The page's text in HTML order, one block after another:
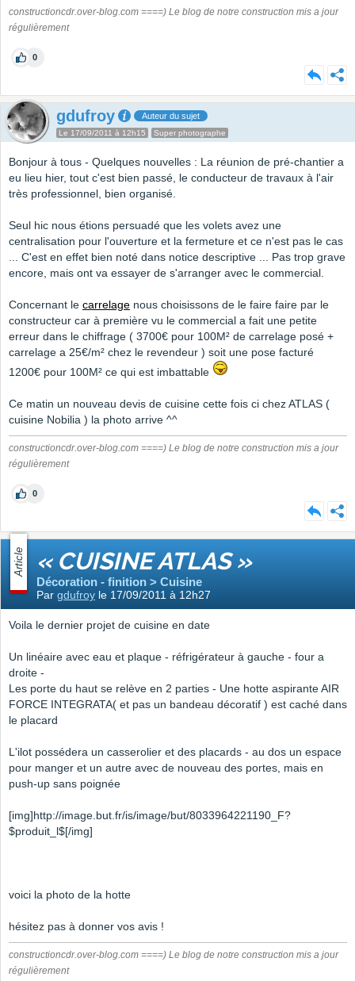
constructioncdr.over-blog.com ====) Le blog de notre construction mis a jour
régulièrement
0
gdufroy Auteur du sujet
Le 17/09/2011 à 12h15 Super photographe
Bonjour à tous - Quelques nouvelles : La réunion de pré-chantier a
eu lieu hier, tout c'est bien passé, le conducteur de travaux à l'air
très professionnel, bien organisé.
Seul hic nous étions persuadé que les volets avez une
centralisation pour l'ouverture et la fermeture et ce n'est pas le cas
... C'est en effet bien noté dans notice descriptive ... Pas trop grave
encore, mais ont va essayer de s'arranger avec le commercial.
Concernant le carrelage nous choisissons de le faire faire par le
constructeur car à première vu le commercial a fait une petite
erreur dans le chiffrage ( 3700€ pour 100M² de carrelage posé +
carrelage a 25€/m² chez le revendeur ) soit une pose facturé
1200€ pour 100M² ce qui est imbattable
Ce matin un nouveau devis de cuisine cette fois ci chez ATLAS (
cuisine Nobilia ) la photo arrive ^^
constructioncdr.over-blog.com ====) Le blog de notre construction mis a jour
régulièrement
0
Article « CUISINE ATLAS »
Décoration - finition > Cuisine
Par gdufroy le 17/09/2011 à 12h27
Voila le dernier projet de cuisine en date
Un linéaire avec eau et plaque - réfrigérateur à gauche - four a
droite -
Les porte du haut se relève en 2 parties - Une hotte aspirante AIR
FORCE INTEGRATA( et pas un bandeau décoratif ) est caché dans
le placard
L'ilot possédera un casserolier et des placards - au dos un espace
pour manger et un autre avec de nouveau des portes, mais en
push-up sans poignée
[img]http://image.but.fr/is/image/but/8033964221190_F?
$produit_l$[/img]
voici la photo de la hotte
hésitez pas à donner vos avis !
constructioncdr.over-blog.com ====) Le blog de notre construction mis a jour
régulièrement